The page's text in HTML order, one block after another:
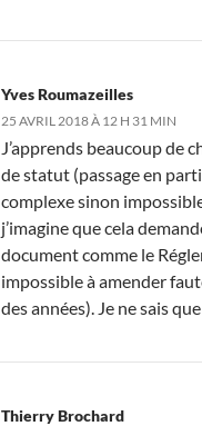
Yves Roumazeilles
25 AVRIL 2018 À 12 H 31 MIN
J’apprends beaucoup de
de statut (passage en
complexe sinon
j’imagine que cela
document comme le
impossible à amender
des années). Je ne sais
Thierry Brochard